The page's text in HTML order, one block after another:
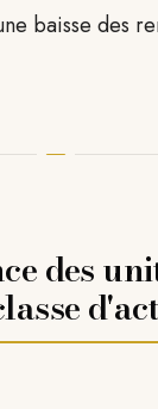
baisse des
des